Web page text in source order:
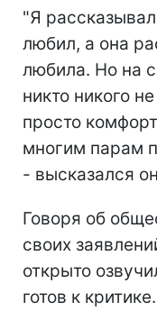
"Я
любил, а она
любила. Но на
никто никого
просто
многим парам
- высказался
Говоря об
своих
открыто
готов к критике.